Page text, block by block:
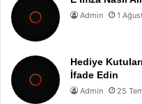
Admin 1
Hediye
İfade Edin
Admin 25